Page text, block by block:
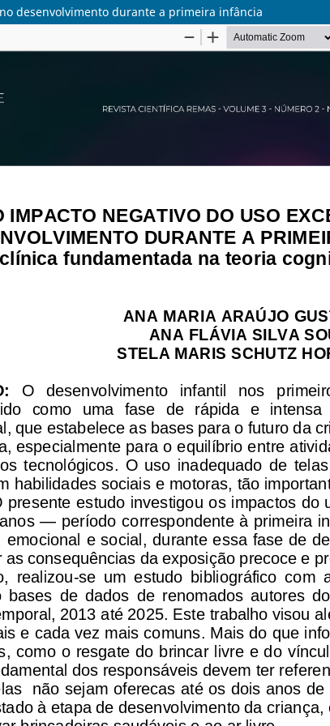
desenvolvimento durante a primeira infância